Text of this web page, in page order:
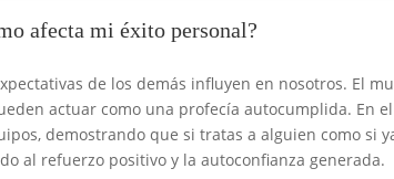
afecta mi éxito personal?
de los demás influyen en nosotros. El
actuar como una profecía autocumplida. En
demostrando que si tratas a alguien como si
al refuerzo positivo y la autoconfianza generada.